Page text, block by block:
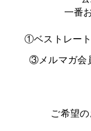
一番
①ベストレー
③メルマガ会
ご希望